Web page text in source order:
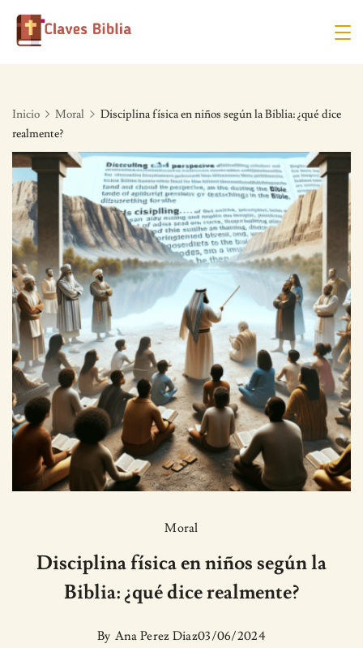
Skip
Inicio Moral
Disciplina física en niños según la Biblia: ¿qué dice
realmente?
Moral
Disciplina física en niños según la
Biblia: ¿qué dice realmente?
By Ana Perez Diaz03/06/2024